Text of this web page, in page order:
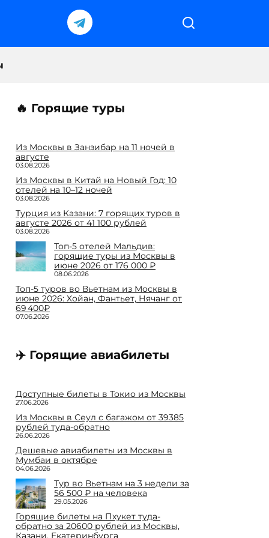
🔥 Горящие туры
Из Москвы в Занзибар на 11 ночей в
августе
03.08.2026
Из Москвы в Китай на Новый Год: 10
отелей на 10–12 ночей
03.08.2026
Турция из Казани: 7 горящих туров в
августе 2026 от 41 100 рублей
03.08.2026
Топ-5 отелей Мальдив:
горящие туры из Москвы в
июне 2026 от 176 000 ₽
08.06.2026
Топ-5 туров во Вьетнам из Москвы в
июне 2026: Хойан, Фантьет, Нячанг от
69 400₽
07.06.2026
✈️ Горящие авиабилеты
Доступные билеты в Токио из Москвы
27.06.2026
Из Москвы в Сеул с багажом от 39385
рублей туда-обратно
26.06.2026
Дешевые авиабилеты из Москвы в
Мумбаи в октябре
04.06.2026
Тур во Вьетнам на 3 недели за
56 500 ₽ на человека
29.05.2026
Горящие билеты на Пхукет туда-
обратно за 20600 рублей из Москвы,
Казани, Екатеринбурга